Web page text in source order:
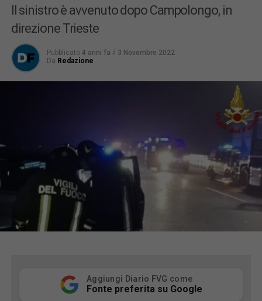
Il sinistro è avvenuto dopo Campolongo, in
direzione Trieste
Pubblicato 4 anni fa il 3 Novembre 2022
Da Redazione
Aggiungi Diario FVG come
Fonte preferita su Google